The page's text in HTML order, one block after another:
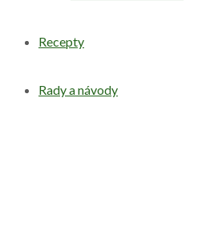
Recepty
Rady a návody